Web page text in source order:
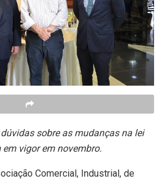
sobre as mudanças na lei
vigor em novembro.
Comercial, Industrial, de